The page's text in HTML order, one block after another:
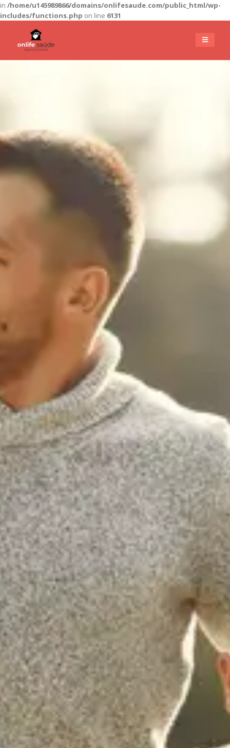
in /home/u145989866/domains/onlifesaude.com/public_html/wp-
includes/functions.php on line 6131